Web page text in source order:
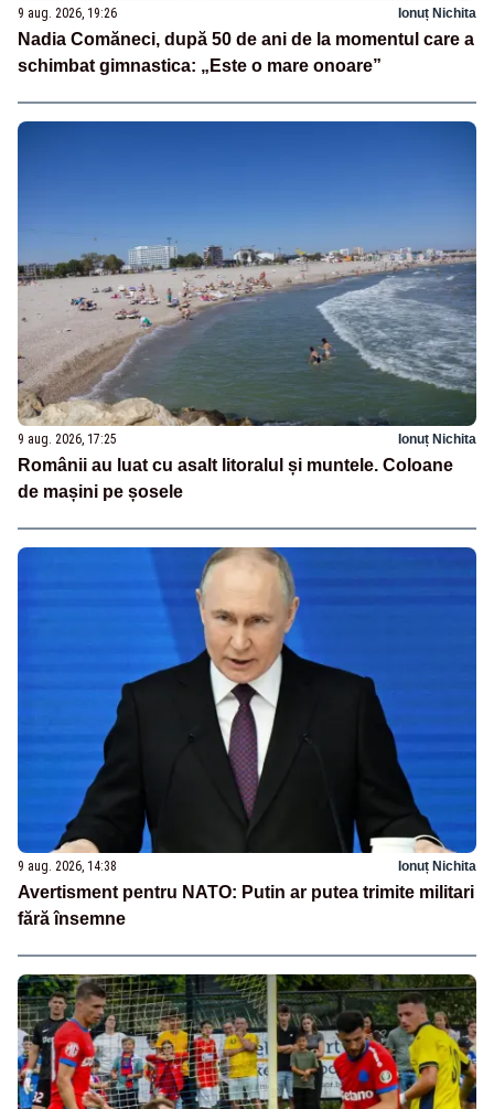
9 aug. 2026, 19:26 Ionuț Nichita
Nadia Comăneci, după 50 de ani de la momentul care a
schimbat gimnastica: „Este o mare onoare”
9 aug. 2026, 17:25 Ionuț Nichita
Românii au luat cu asalt litoralul și muntele. Coloane
de mașini pe șosele
9 aug. 2026, 14:38 Ionuț Nichita
Avertisment pentru NATO: Putin ar putea trimite militari
fără însemne